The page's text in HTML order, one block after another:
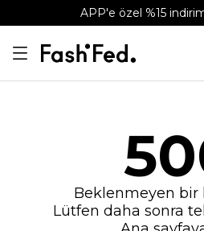
APP'e özel %15
Beklenmeyen bir
Lütfen daha sonra